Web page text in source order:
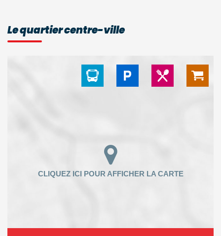
Le quartier centre-ville